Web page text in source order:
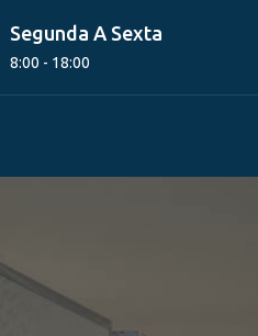
Segunda A Sexta
8:00 - 18:00